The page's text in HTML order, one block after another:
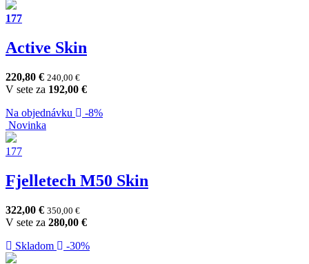
177
Active Skin
220,80 € 240,00 €
V sete za 192,00 €
Na objednávku
-8%
Novinka
177
Fjelletech M50 Skin
322,00 € 350,00 €
V sete za 280,00 €
Skladom
-30%